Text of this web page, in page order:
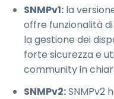
SNMPv1: la
offre funzionalità
la gestione dei
forte sicurezza e
community in
SNMPv2:SNMPv2